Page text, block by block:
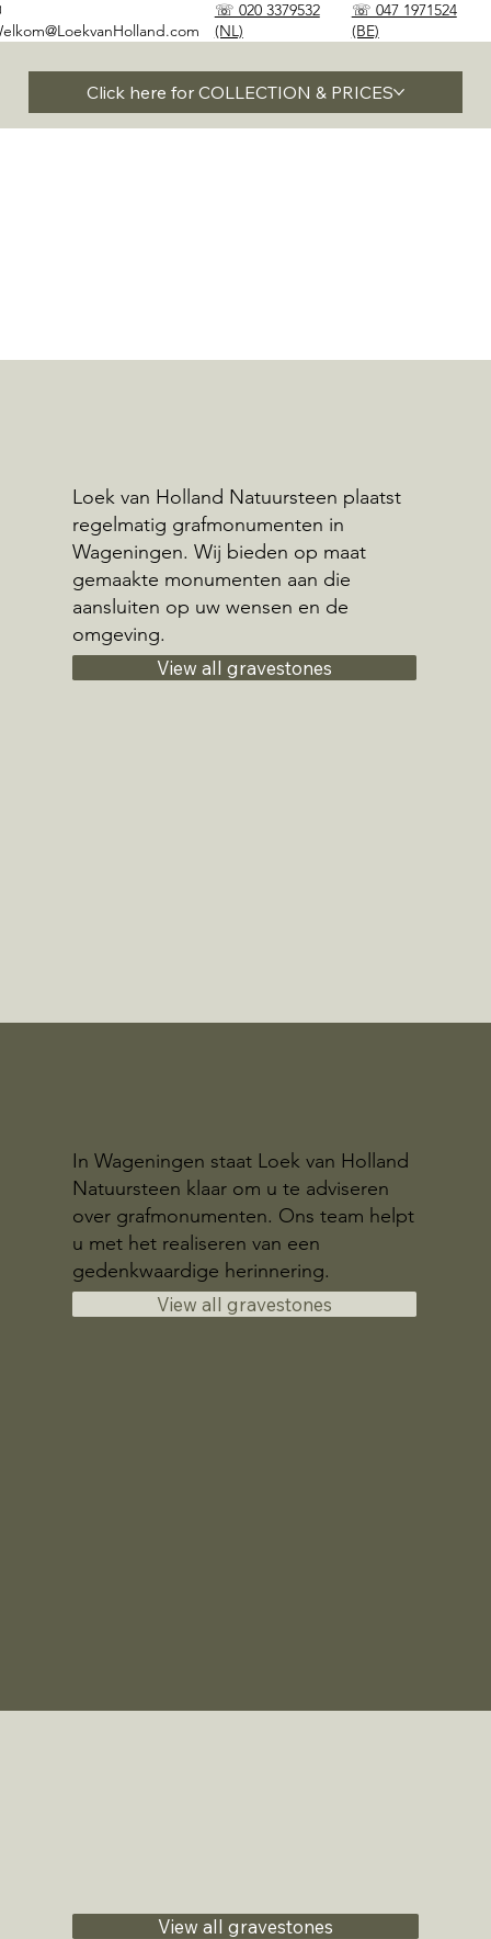
☏ 020 3379532
(NL)
☏ 047 1971524
(BE)
Click here for COLLECTION & PRICES
Loek van Holland Natuursteen plaatst
regelmatig grafmonumenten in
Wageningen. Wij bieden op maat
gemaakte monumenten aan die
aansluiten op uw wensen en de
omgeving.
View all gravestones
In Wageningen staat Loek van Holland
Natuursteen klaar om u te adviseren
over grafmonumenten. Ons team helpt
u met het realiseren van een
gedenkwaardige herinnering.
View all gravestones
View all gravestones